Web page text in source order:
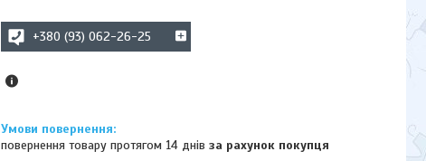
+380 (93) 062-26-25
повернення товару протягом 14 днівза рахунок покупця